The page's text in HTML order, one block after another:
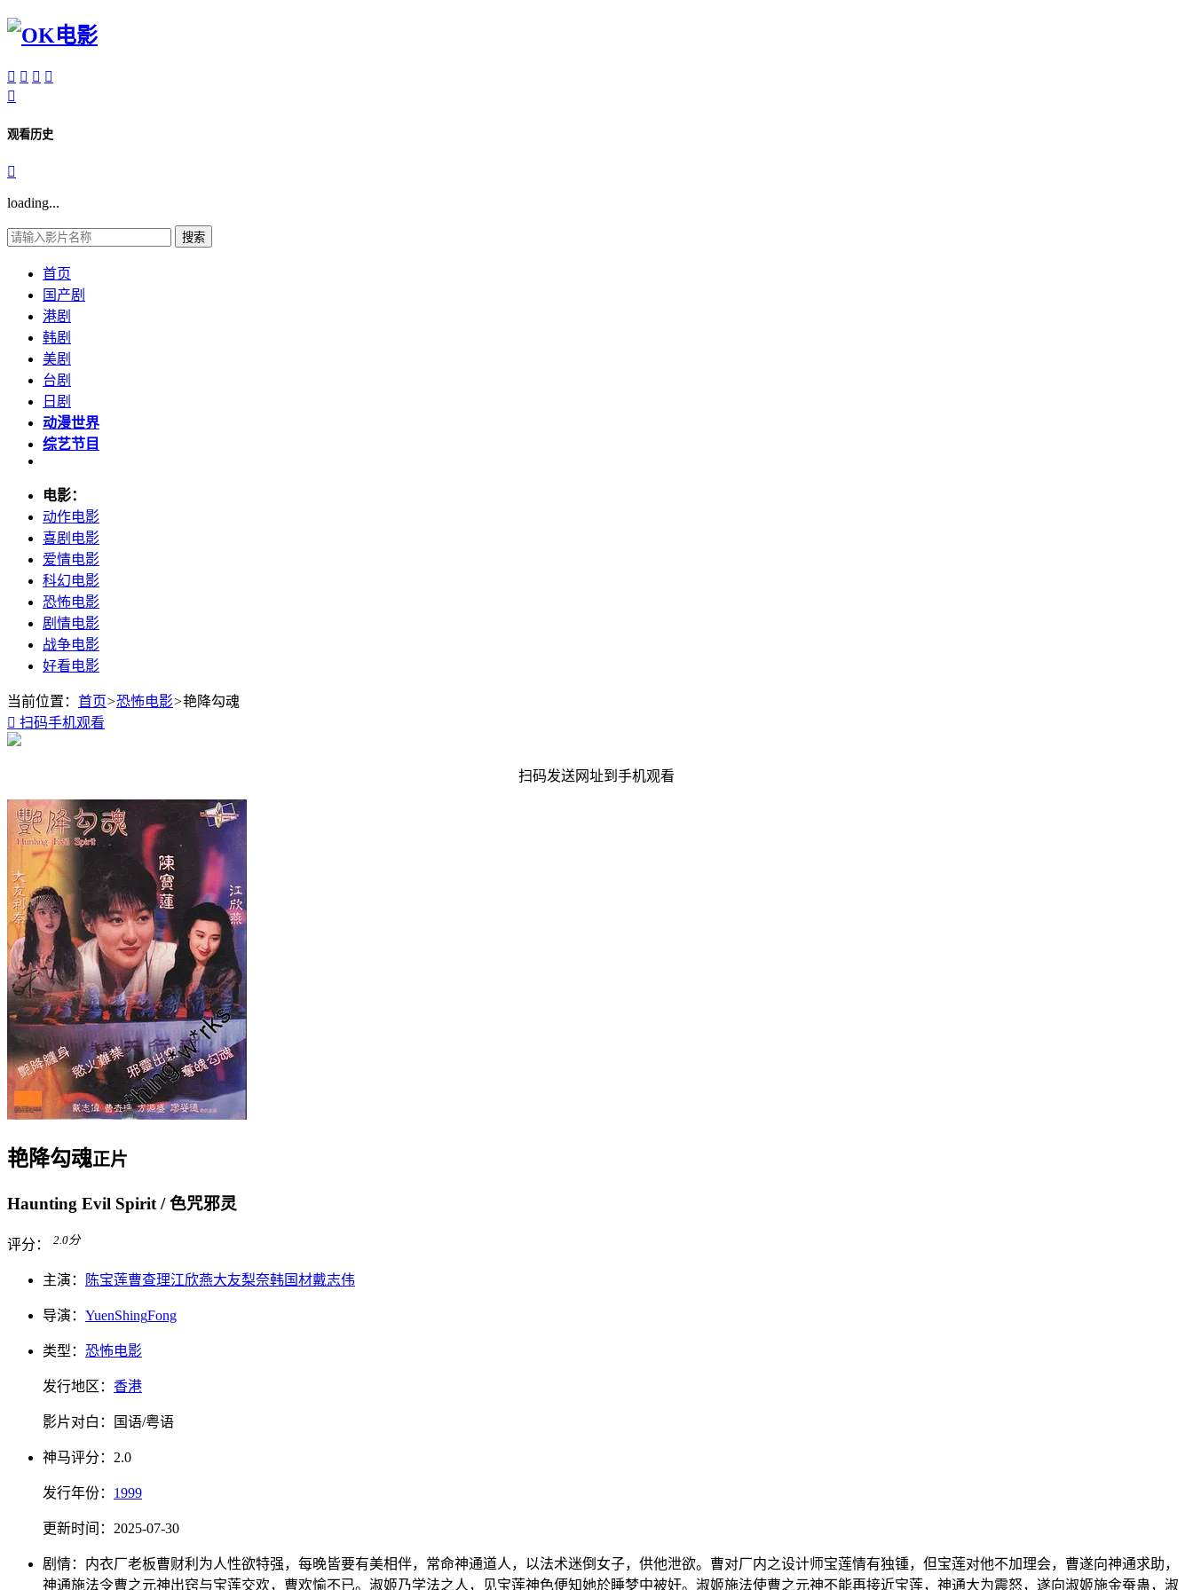
   

观看历史

loading...
搜索
首页
国产剧
港剧
韩剧
美剧
台剧
日剧
动漫世界
综艺节目
电影：
动作电影
喜剧电影
爱情电影
科幻电影
恐怖电影
剧情电影
战争电影
好看电影
当前位置： 首页>恐怖电影>艳降勾魂
 扫码手机观看
扫码发送网址到手机观看
艳降勾魂正片
Haunting Evil Spirit / 色咒邪灵
评分： 2.0分
主演： 陈宝莲曹查理江欣燕大友梨奈韩国材戴志伟
导演： YuenShingFong
类型： 恐怖电影
发行地区： 香港
影片对白： 国语/粤语
神马评分： 2.0
发行年份： 1999
更新时间： 2025-07-30
剧情： 内衣厂老板曹财利为人性欲特强，每晚皆要有美相伴，常命神通道人，以法术迷倒女子，供他泄欲。曹对厂内之设计师宝莲情有独锺，但宝莲对他不加理会，曹遂向神通求助，
神通施法令曹之元神出窍与宝莲交欢，曹欢愉不已。淑姬乃学法之人，见宝莲神色便知她於睡梦中被奸。淑姬施法使曹之元神不能再接近宝莲，神通大为震怒，遂向淑姬施金蚕蛊，淑